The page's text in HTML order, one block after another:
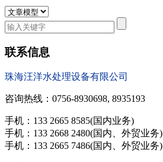
联系信息
珠海汪洋水处理设备有限公司
咨询热线：0756-8930698, 8935193
手机：133 2665 8585(国内业务)
手机：133 2668 2480(国内、外贸业务)
手机：133 2665 7486(国内、外贸业务)